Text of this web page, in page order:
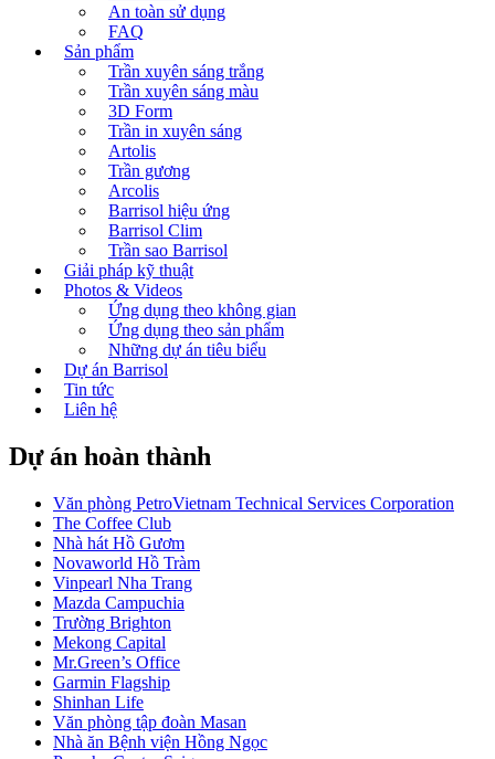
An toàn sử dụng
FAQ
Sản phẩm
Trần xuyên sáng trắng
Trần xuyên sáng màu
3D Form
Trần in xuyên sáng
Artolis
Trần gương
Arcolis
Barrisol hiệu ứng
Barrisol Clim
Trần sao Barrisol
Giải pháp kỹ thuật
Photos & Videos
Ứng dụng theo không gian
Ứng dụng theo sản phẩm
Những dự án tiêu biểu
Dự án Barrisol
Tin tức
Liên hệ
Dự án hoàn thành
Văn phòng PetroVietnam Technical Services Corporation
The Coffee Club
Nhà hát Hồ Gươm
Novaworld Hồ Tràm
Vinpearl Nha Trang
Mazda Campuchia
Trường Brighton
Mekong Capital
Mr.Green’s Office
Garmin Flagship
Shinhan Life
Văn phòng tập đoàn Masan
Nhà ăn Bệnh viện Hồng Ngọc